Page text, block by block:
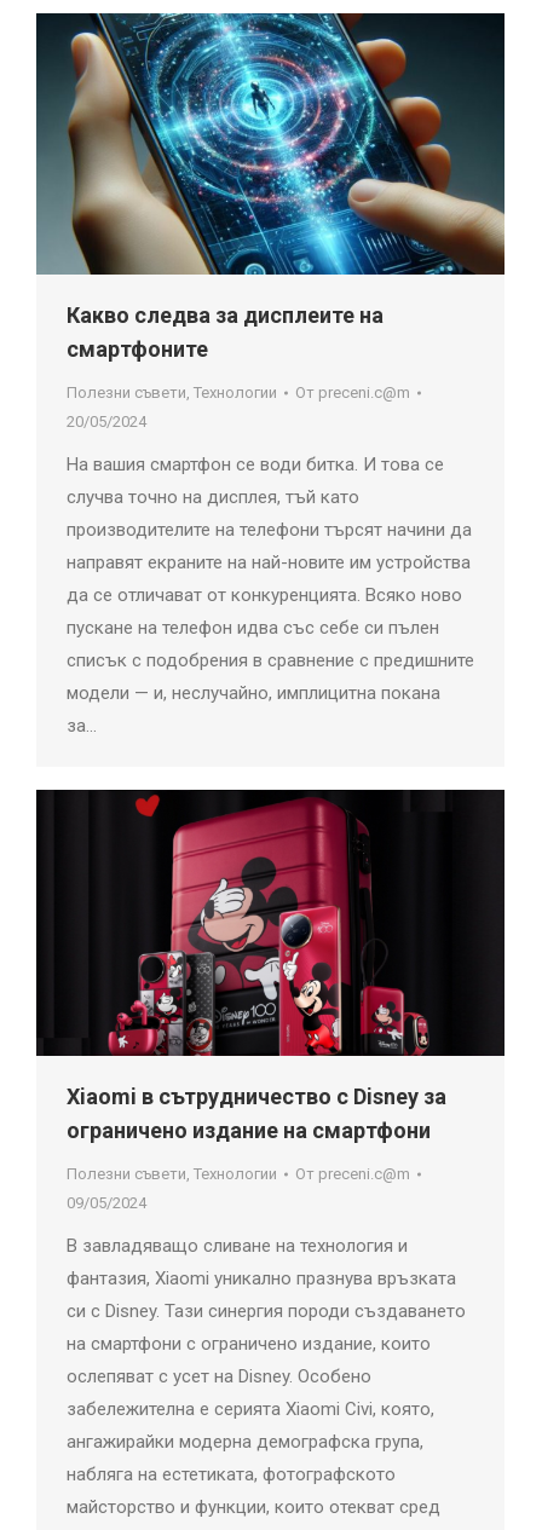
Какво следва за дисплеите на
смартфоните
Полезни съвети Технологии От preceni.c@m
20/05/2024
На вашия смартфон се води битка. И това се
случва точно на дисплея, тъй като
производителите на телефони търсят начини да
направят екраните на най-новите им устройства
да се отличават от конкуренцията. Всяко ново
пускане на телефон идва със себе си пълен
списък с подобрения в сравнение с предишните
модели — и, неслучайно, имплицитна покана
за…
Xiaomi в сътрудничество с Disney за
ограничено издание на смартфони
Полезни съвети, Технологии От preceni.c@m
09/05/2024
В завладяващо сливане на технология и
фантазия, Xiaomi уникално празнува връзката
си с Disney. Тази синергия породи създаването
на смартфони с ограничено издание, които
ослепяват с усет на Disney. Особено
забележителна е серията Xiaomi Civi, която,
ангажирайки модерна демографска група,
набляга на естетиката, фотографското
майсторство и функции, които отекват сред